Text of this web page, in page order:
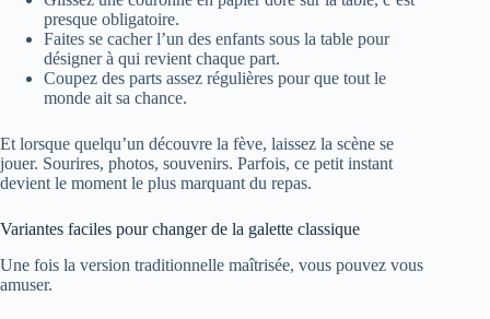
presque obligatoire.
Faites se cacher l’un des enfants sous la table pour
désigner à qui revient chaque part.
Coupez des parts assez régulières pour que tout le
monde ait sa chance.
Et lorsque quelqu’un découvre la fève, laissez la scène se
jouer. Sourires, photos, souvenirs. Parfois, ce petit instant
devient le moment le plus marquant du repas.
Variantes faciles pour changer de la galette classique
Une fois la version traditionnelle maîtrisée, vous pouvez vous
amuser.